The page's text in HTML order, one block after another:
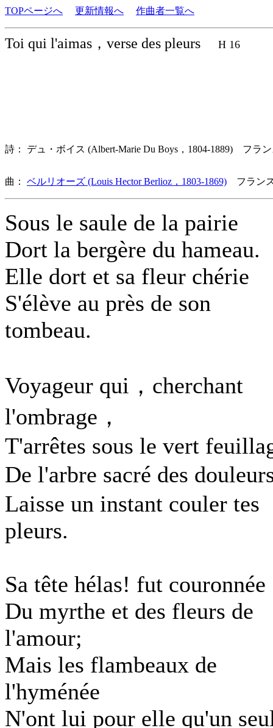
TOPページへ 更新情報へ 作曲者一覧へ
Toi qui l'aimas，verse des pleurs H 16
詩： デュ・ボイス (Albert-Marie Du Boys，1804-1889) フラ
曲： ベルリオーズ (Louis Hector Berlioz，1803-1869) フラン
Sous le saule de la pairie
Dort la bergère du hameau.
Elle dort et sa fleur chérie
S'élève au près de son
tombeau.
Voyageur qui，cherchant
l'ombrage，
T'arrêtes sous le vert
De l'arbre sacré des
Laisse un instant couler tes
pleurs.
Sa tête hélas! fut couronnée
Du myrthe et des fleurs de
l'amour;
Mais les flambeaux de
l'hyménée
N'ont lui pour elle qu'un